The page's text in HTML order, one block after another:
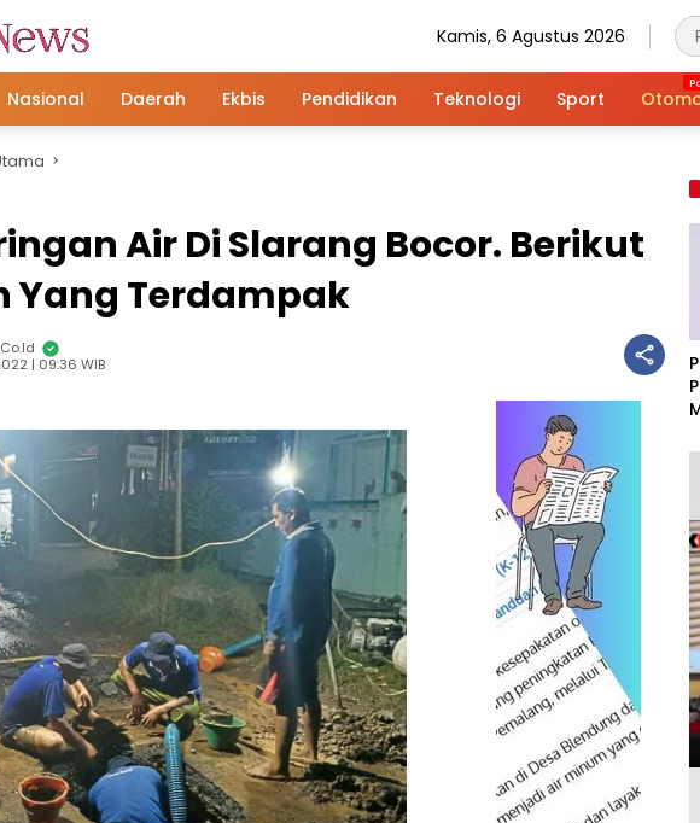
Kamis, 6 Agustus 2026
Nasional Daerah Ekbis Pendidikan Teknologi Sport
Air Di Slarang Bocor. Berikut
Yang Terdampak
| 09:36 WIB